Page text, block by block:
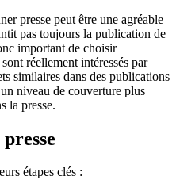
presse peut être une agréable
pas toujours la publication de
important de choisir
réellement intéressés par
similaires dans des publications
niveau de couverture plus
la presse.
étapes clés :